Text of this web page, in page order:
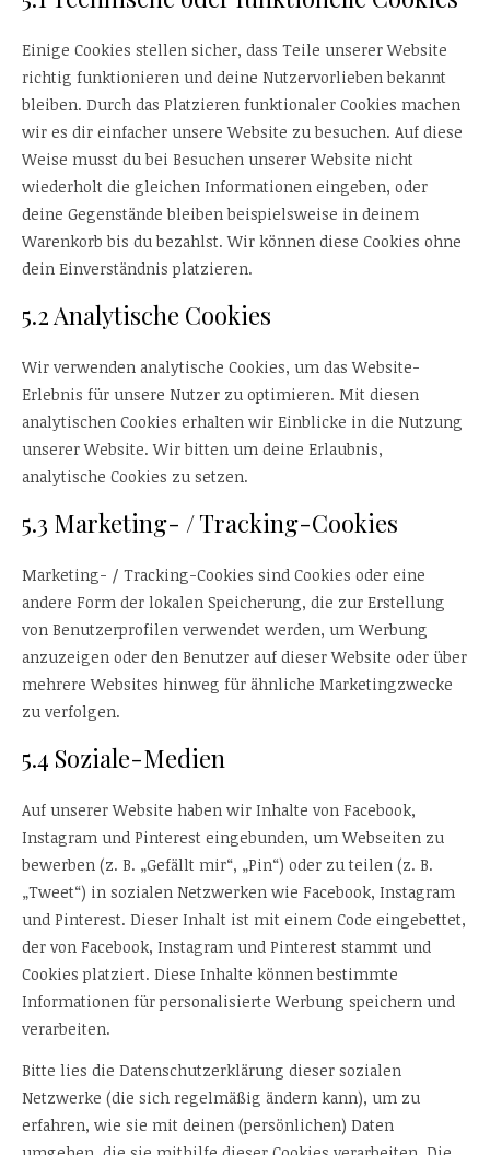
Einige Cookies stellen sicher, dass Teile unserer Website
richtig funktionieren und deine Nutzervorlieben bekannt
bleiben. Durch das Platzieren funktionaler Cookies machen
wir es dir einfacher unsere Website zu besuchen. Auf diese
Weise musst du bei Besuchen unserer Website nicht
wiederholt die gleichen Informationen eingeben, oder
deine Gegenstände bleiben beispielsweise in deinem
Warenkorb bis du bezahlst. Wir können diese Cookies ohne
dein Einverständnis platzieren.
5.2 Analytische Cookies
Wir verwenden analytische Cookies, um das Website-
Erlebnis für unsere Nutzer zu optimieren. Mit diesen
analytischen Cookies erhalten wir Einblicke in die Nutzung
unserer Website. Wir bitten um deine Erlaubnis,
analytische Cookies zu setzen.
5.3 Marketing- / Tracking-Cookies
Marketing- / Tracking-Cookies sind Cookies oder eine
andere Form der lokalen Speicherung, die zur Erstellung
von Benutzerprofilen verwendet werden, um Werbung
anzuzeigen oder den Benutzer auf dieser Website oder über
mehrere Websites hinweg für ähnliche Marketingzwecke
zu verfolgen.
5.4 Soziale-Medien
Auf unserer Website haben wir Inhalte von Facebook,
Instagram und Pinterest eingebunden, um Webseiten zu
bewerben (z. B. „Gefällt mir“, „Pin“) oder zu teilen (z. B.
„Tweet“) in sozialen Netzwerken wie Facebook, Instagram
und Pinterest. Dieser Inhalt ist mit einem Code eingebettet,
der von Facebook, Instagram und Pinterest stammt und
Cookies platziert. Diese Inhalte können bestimmte
Informationen für personalisierte Werbung speichern und
verarbeiten.
Bitte lies die Datenschutzerklärung dieser sozialen
Netzwerke (die sich regelmäßig ändern kann), um zu
erfahren, wie sie mit deinen (persönlichen) Daten